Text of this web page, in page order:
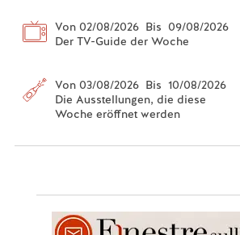
Von 02/08/2026 Bis 09/08/2026
Der TV-Guide der Woche
Von 03/08/2026 Bis 10/08/2026
Die Ausstellungen, die diese
Woche eröffnet werden